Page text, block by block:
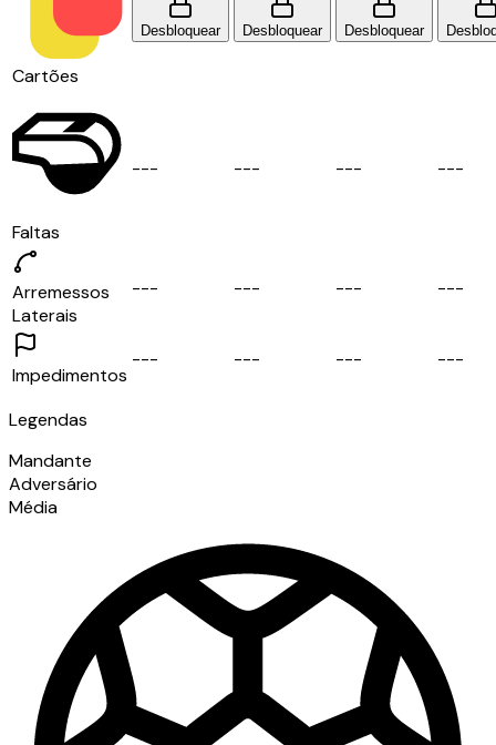
Cartões
Desbloquear Desbloquear Desbloquear
Faltas
--- --- --- ---
Arremessos
Laterais
--- --- --- ---
Impedimentos
--- --- --- ---
Legendas
Mandante
Adversário
Média